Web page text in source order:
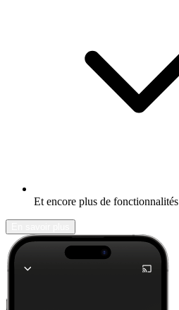
Et encore plus de fonctionnalités